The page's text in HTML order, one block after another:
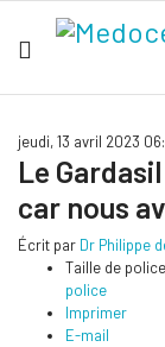
jeudi, 13 avril 2023
Le
car nous
Écrit par Dr Philippe
Taille de police
police
Imprimer
E-mail